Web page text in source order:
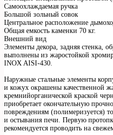
Самоохлаждаемая ручка
Большой зольный совок
Центральное расположение
Общая емкость каменки 70 кг.
Внешний вид
Элементы декора, задняя стенка,
выполнены из жаростойкой
INOX AISI-430.
Наружные стальные элементы
и кожух окрашены качественной
кремнийорганической краской
приобретает окончательную
повреждениям (полимеризуется)
и остывания печи. Первую
рекомендуется проводить на